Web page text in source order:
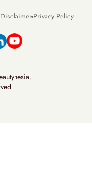
Disclaimer Privacy Policy